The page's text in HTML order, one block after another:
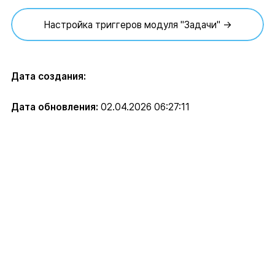
Настройка триггеров модуля "Задачи" →
Дата создания:
Дата обновления: 02.04.2026 06:27:11